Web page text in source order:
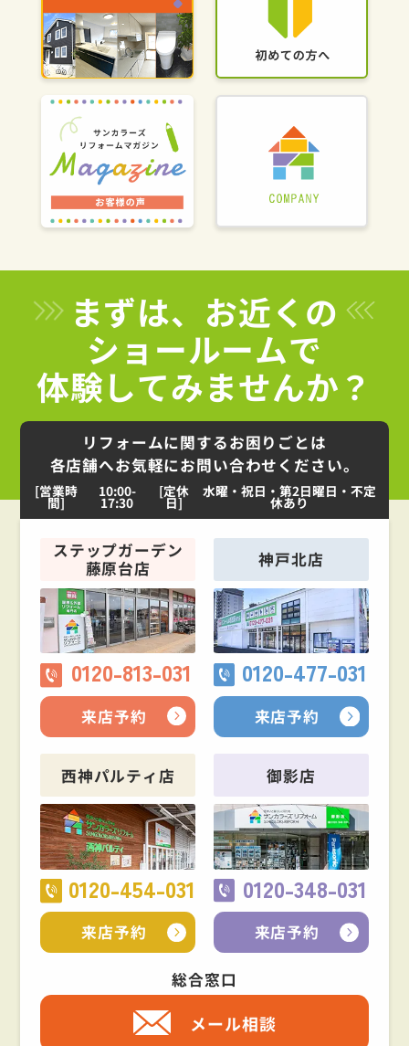
まずは、お近くの
ショールームで
体験してみませんか？
リフォームに関するお困りごとは
各店舗へお気軽にお問い合わせください。
[営業時
間]
10:00-
17:30
[定休
日]
水曜・祝日・第2日曜日・不定
休あり
ステップガーデン
藤原台店
0120-813-031
来店予約
神戸北店
0120-477-031
来店予約
西神パルティ店
0120-454-031
来店予約
御影店
0120-348-031
来店予約
総合窓口
メール相談